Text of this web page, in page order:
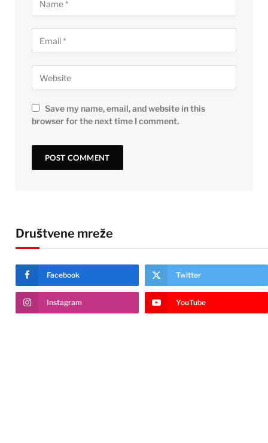
Save my name, email, and website in this
browser for the next time I comment.
Društvene mreže
Facebook Twitter
Instagram YouTube